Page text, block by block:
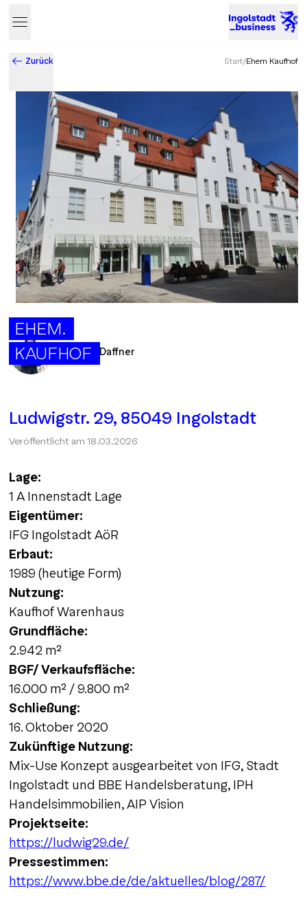
Zurück Start/Ehem Kaufhof
Business & Innovation in Ingolstadt – Der Standort mit
EHEM.
KAUFHOFChristine Daffner
Ludwigstr. 29, 85049 Ingolstadt
Veröffentlicht am 18.03.2026
Lage:
1 A Innenstadt Lage
Eigentümer:
IFG Ingolstadt AöR
Erbaut:
1989 (heutige Form)
Nutzung:
Kaufhof Warenhaus
Grundfläche:
2.942 m²
BGF/ Verkaufsfläche:
16.000 m² / 9.800 m²
Schließung:
16. Oktober 2020
Zukünftige Nutzung:
Mix-Use Konzept ausgearbeitet von IFG, Stadt
Ingolstadt und BBE Handelsberatung, IPH
Handelsimmobilien, AIP Vision
Projektseite:
https://ludwig29.de/
Pressestimmen:
https://www.bbe.de/de/aktuelles/blog/287/